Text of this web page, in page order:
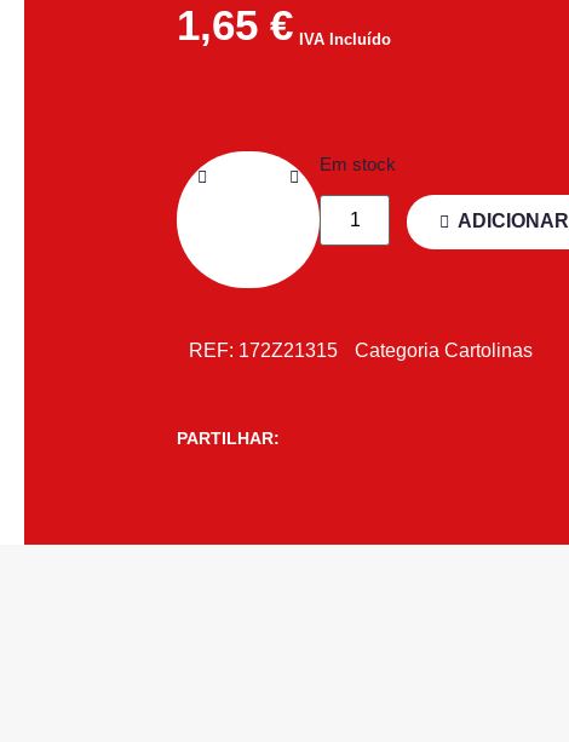
1,65 € IVA Incluído
Em stock
ADICIONAR
REF: 172Z21315 Categoria Cartolinas
PARTILHAR: